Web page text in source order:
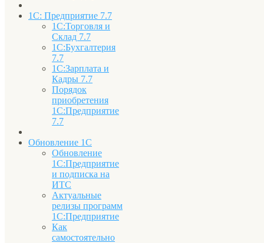
1С: Предприятие 7.7
1С:Торговля и
Склад 7.7
1С:Бухгалтерия
7.7
1С:Зарплата и
Кадры 7.7
Порядок
приобретения
1С:Предприятие
7.7
Обновление 1С
Обновление
1С:Предприятие
и подписка на
ИТС
Актуальные
релизы программ
1С:Предприятие
Как
самостоятельно